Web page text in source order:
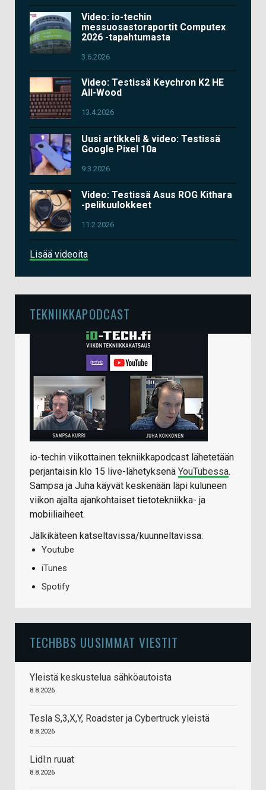
Video: io-techin
messuosastoraportit Computex
2026 -tapahtumasta
3.6.2026
Video: Testissä Keychron K2 HE
All-Wood
13.4.2026
Uusi artikkeli & video: Testissä
Google Pixel 10a
9.3.2026
Video: Testissä Asus ROG Kithara
-pelikuulokkeet
11.2.2026
Lisää videoita
TEKNIIKKAPODCAST
io-techin viikottainen tekniikkapodcast lähetetään
perjantaisin klo 15 live-lähetyksenä YouTubessa.
Sampsa ja Juha käyvät keskenään läpi kuluneen
viikon ajalta ajankohtaiset tietotekniikka- ja
mobiiliaiheet.
Jälkikäteen katseltavissa/kuunneltavissa:
Youtube
iTunes
Spotify
TECHBBS UUSIMMAT VIESTIT
Yleistä keskustelua sähköautoista
8.8.2026
Tesla S,3,X,Y, Roadster ja Cybertruck yleistä
8.8.2026
Lidl:n ruuat
8.8.2026